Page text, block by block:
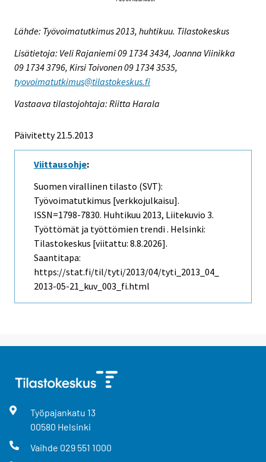
Lähde: Työvoimatutkimus 2013, huhtikuu. Tilastokeskus
Lisätietoja: Veli Rajaniemi 09 1734 3434, Joanna Viinikka
09 1734 3796, Kirsi Toivonen 09 1734 3535,
tyovoimatutkimus@tilastokeskus.fi
Vastaava tilastojohtaja: Riitta Harala
Päivitetty 21.5.2013
Viittausohje:
Suomen virallinen tilasto (SVT):
Työvoimatutkimus [verkkojulkaisu].
ISSN=1798-7830. Huhtikuu 2013, Liitekuvio 3.
Työttömät ja työttömien trendi . Helsinki:
Tilastokeskus [viitattu: 8.8.2026].
Saantitapa:
https://stat.fi/til/tyti/2013/04/tyti_2013_04_
2013-05-21_kuv_003_fi.html
Työpajankatu 13
00580 Helsinki
Vaihde 029 551 1000